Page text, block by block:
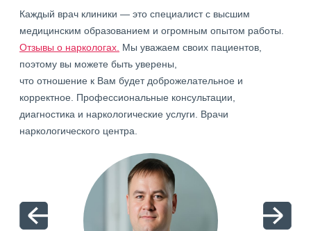
Каждый врач клиники — это специалист с высшим
медицинским образованием и огромным опытом работы.
Отзывы о наркологах. Мы уважаем своих пациентов,
поэтому вы можете быть уверены,
что отношение к Вам будет доброжелательное и
корректное. Профессиональные консультации,
диагностика и наркологические услуги. Врачи
наркологического центра.